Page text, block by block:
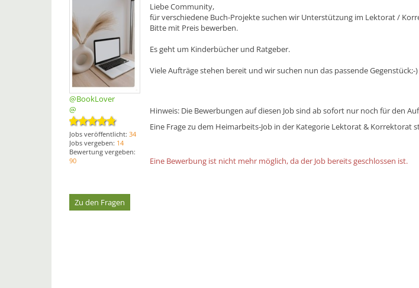
@BookLover
@
Jobs veröffentlicht: 34
Jobs vergeben: 14
Bewertung vergeben:
90
Liebe Community,
für verschiedene Buch-Projekte suchen wir Unterstützung im Lektorat /
Bitte mit Preis bewerben.
Es geht um Kinderbücher und Ratgeber.
Viele Aufträge stehen bereit und wir suchen nun das passende Gegenstück;-)
Hinweis: Die Bewerbungen auf diesen Job sind ab sofort nur noch für den
Eine Frage zu dem Heimarbeits-Job in der Kategorie Lektorat & Korrektorat
Eine Bewerbung ist nicht mehr möglich, da der Job bereits geschlossen ist.
Zu den Fragen